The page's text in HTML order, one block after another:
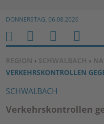
Zum
DONNERSTAG, 06.08.2026
SIE BEFINDEN SICH HIER:
REGION › SCHWALBACH ›
VERKEHRSKONTROLLEN
SCHWALBACH
Verkehrskontrollen
H
O
M
E
M
E
N
U
S
U
C
H
E
N
B
E
N
Z